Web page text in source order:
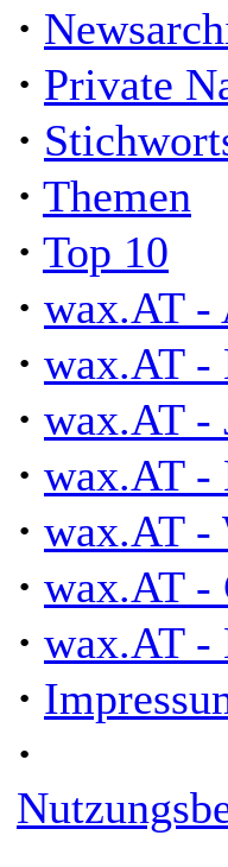
·
· Private
·
· Themen
· Top 10
· wax.AT -
· wax.AT -
· wax.AT -
· wax.AT -
· wax.AT -
· wax.AT -
· wax.AT -
·
·